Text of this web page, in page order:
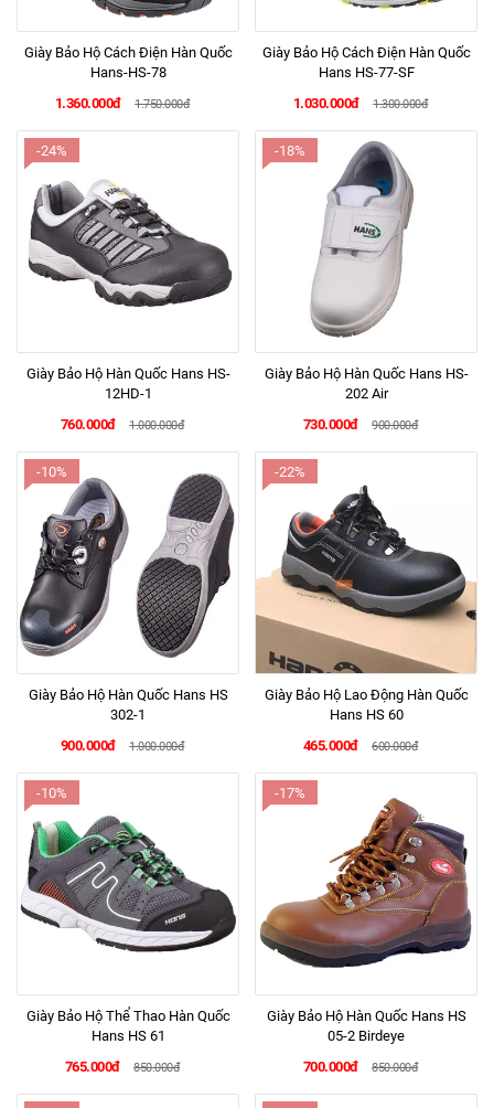
Giày Bảo Hộ Cách Điện Hàn Quốc
Hans-HS-78
1.360.000đ
1.750.000đ
Giày Bảo Hộ Cách Điện Hàn Quốc
Hans HS-77-SF
1.030.000đ
1.300.000đ
-24%
Giày Bảo Hộ Hàn Quốc Hans HS-
12HD-1
760.000đ
1.000.000đ
-18%
Giày Bảo Hộ Hàn Quốc Hans HS-
202 Air
730.000đ
900.000đ
-10%
Giày Bảo Hộ Hàn Quốc Hans HS
302-1
900.000đ
1.000.000đ
-22%
Giày Bảo Hộ Lao Động Hàn Quốc
Hans HS 60
465.000đ
600.000đ
-10%
Giày Bảo Hộ Thể Thao Hàn Quốc
Hans HS 61
765.000đ
850.000đ
-17%
Giày Bảo Hộ Hàn Quốc Hans HS
05-2 Birdeye
700.000đ
850.000đ